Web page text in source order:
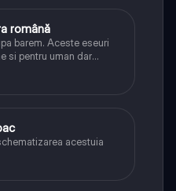
română
barem. Aceste eseuri
si pentru uman dar
si caracrerizarile.
acestuia